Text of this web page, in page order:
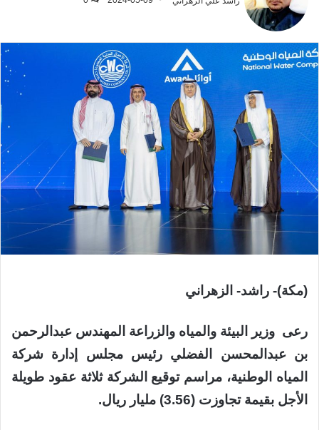
(مكة)- راشد- الزهراني
رعى وزير البيئة والمياه والزراعة المهندس عبدالرحمن
بن عبدالمحسن الفضلي رئيس مجلس إدارة شركة
المياه الوطنية، مراسم توقيع الشركة ثلاثة عقود طويلة
الأجل بقيمة تجاوزت (3.56) مليار ريال.